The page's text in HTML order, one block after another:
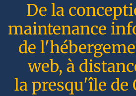
De la
maintenance
de
web, à
la presqu'île de